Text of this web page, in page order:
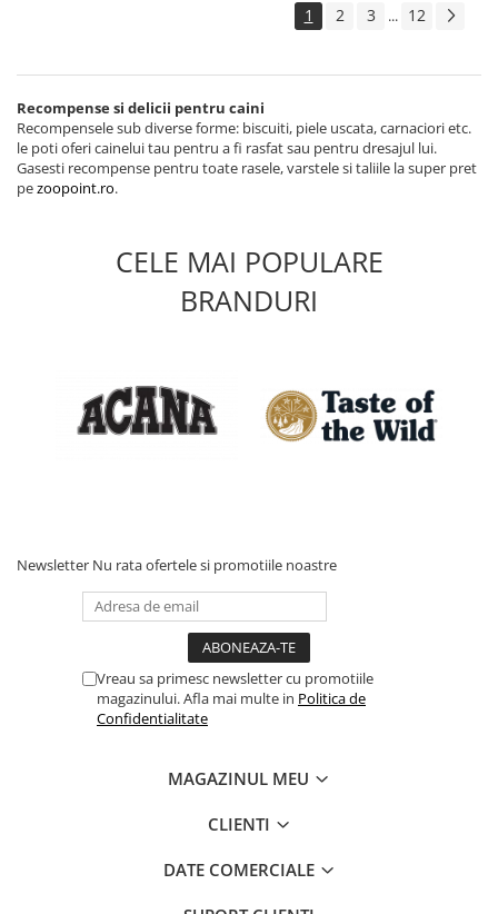
1 2 3 ... 12
Recompense si delicii pentru caini
Recompensele sub diverse forme: biscuiti, piele uscata, carnaciori etc.
le poti oferi cainelui tau pentru a fi rasfat sau pentru dresajul lui.
Gasesti recompense pentru toate rasele, varstele si taliile la super pret
pezoopoint.ro.
CELE MAI POPULARE
BRANDURI
Newsletter Nu rata ofertele si promotiile noastre
Vreau sa primesc newsletter cu promotiile
magazinului. Afla mai multe in Politica de
Confidentialitate
MAGAZINUL MEU
CLIENTI
DATE COMERCIALE